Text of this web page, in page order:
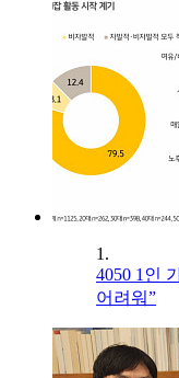
1.
4050 1인
어려워”